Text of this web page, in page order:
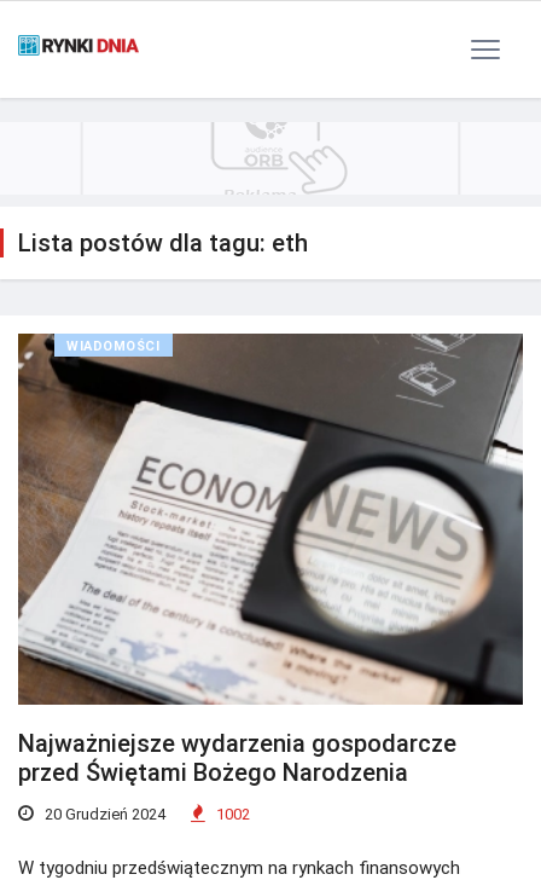
Lista postów dla tagu: eth
WIADOMOŚCI
Najważniejsze wydarzenia gospodarcze
przed Świętami Bożego Narodzenia
20 Grudzień 2024 1002
W tygodniu przedświątecznym na rynkach finansowych